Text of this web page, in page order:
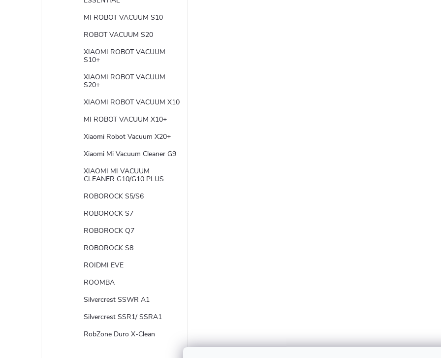
MI ROBOT VACUUM S10
ROBOT VACUUM S20
XIAOMI ROBOT VACUUM
S10+
XIAOMI ROBOT VACUUM
S20+
XIAOMI ROBOT VACUUM X10
MI ROBOT VACUUM X10+
Xiaomi Robot Vacuum X20+
Xiaomi Mi Vacuum Cleaner G9
XIAOMI MI VACUUM
CLEANER G10/G10 PLUS
ROBOROCK S5/S6
ROBOROCK S7
ROBOROCK Q7
ROBOROCK S8
ROIDMI EVE
ROOMBA
Silvercrest SSWR A1
Silvercrest SSR1/ SSRA1
RobZone Duro X-Clean